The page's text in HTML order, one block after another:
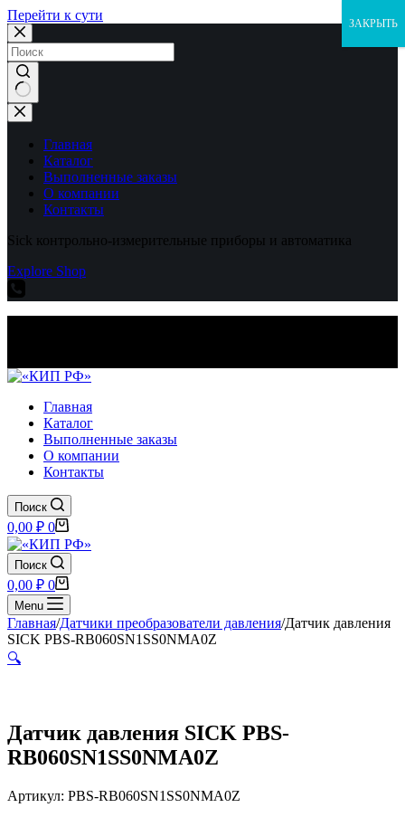
Перейти к сути
Ничего
не
найденоГлавная
Каталог
Выполненные заказы
О компании
Контакты
Sick контрольно-измерительные приборы и автоматика
Explore Shop
Главная
Каталог
Выполненные заказы
О компании
Контакты
Поиск
Корзина
0,00 ₽ 0
Поиск
Корзина
0,00 ₽ 0
Menu
Главная/Датчики преобразователи давления/Датчик давления
SICK PBS-RB060SN1SS0NMA0Z
🔍
Датчик давления SICK PBS-
RB060SN1SS0NMA0Z
Артикул: PBS-RB060SN1SS0NMA0Z
ЗАКРЫТЬ